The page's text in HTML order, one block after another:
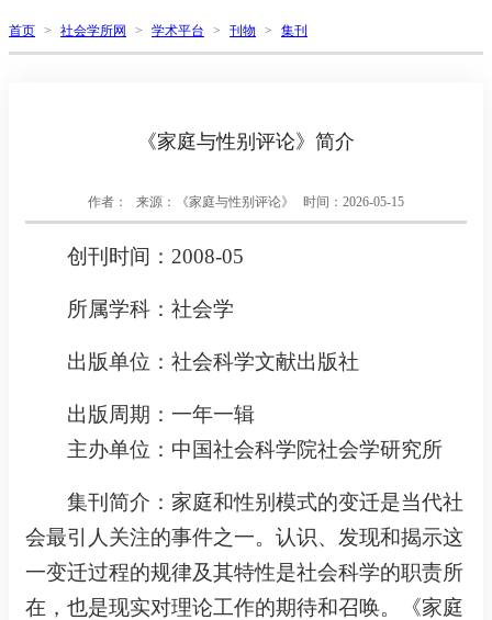
首页 > 社会学所网 > 学术平台 > 刊物 > 集刊
《家庭与性别评论》简介
作者： 来源：《家庭与性别评论》 时间：2026-05-15
创刊时间： 2008-05
所属学科： 社会学
出版单位： 社会科学文献出版社
出版周期： 一年一辑
主办单位： 中国社会科学院社会学研究所
集刊简介： 家庭和性别模式的变迁是当代社
会最引人关注的事件之一。认识、发现和揭示这
一变迁过程的规律及其特性是社会科学的职责所
在，也是现实对理论工作的期待和召唤。《家庭